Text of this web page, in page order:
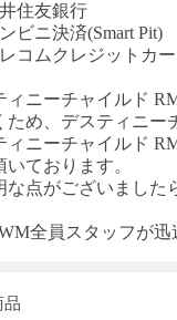
住友銀行
ビニ決済(Smart Pit)
コムクレジットカ
ィニーチャイルド
め、 デスティニー
ィニーチャイルド
いております。
な点がございました
全員スタッフが